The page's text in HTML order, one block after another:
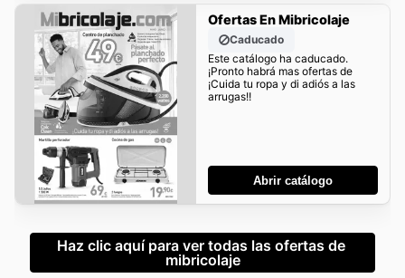
Ofertas En Mibricolaje
Caducado
Este catálogo ha caducado.
¡Pronto habrá mas ofertas de
¡Cuida tu ropa y di adiós a las
arrugas!!
Abrir catálogo
Haz clic aquí para ver todas las ofertas de
mibricolaje